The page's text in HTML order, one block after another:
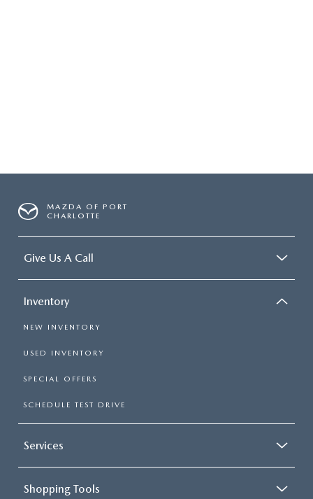
MAZDA OF PORT
CHARLOTTE
Give Us A Call
Inventory
NEW INVENTORY
USED INVENTORY
SPECIAL OFFERS
SCHEDULE TEST DRIVE
Services
Shopping Tools